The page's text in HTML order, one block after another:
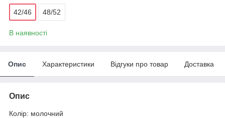
42/46 48/52
В наявності
Опис Характеристики Відгуки про товар Доставка
Опис
Колір: молочний